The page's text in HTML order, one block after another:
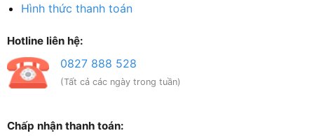
Hình thức thanh toán
Hotline liên hệ:
0827 888 528
(Tất cả các ngày trong tuần)
Chấp nhận thanh toán: